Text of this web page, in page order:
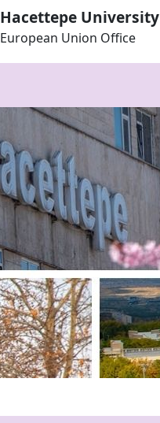
Hacettepe University
European Union Office